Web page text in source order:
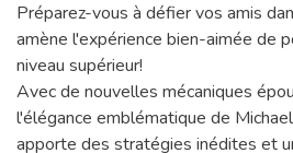
Préparez-vous à défier vos amis
amène l'expérience bien-aimée de
niveau supérieur!
Avec de nouvelles mécaniques
l'élégance emblématique de
apporte des stratégies inédites et